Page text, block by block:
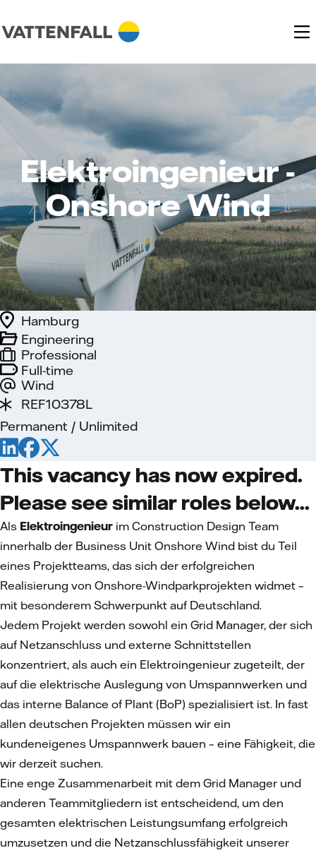
Elektroingenieur -
Onshore Wind
Full-time
Wind
Engineering
Hamburg
Professional
REF10378L
Permanent / Unlimited
This vacancy has now expired.
Please see similar roles below...
Als Elektroingenieur im Construction Design Team
innerhalb der Business Unit Onshore Wind bist du Teil
eines Projektteams, das sich der erfolgreichen
Realisierung von Onshore-Windparkprojekten widmet –
mit besonderem Schwerpunkt auf Deutschland.
Jedem Projekt werden sowohl ein Grid Manager, der sich
auf Netzanschluss und externe Schnittstellen
konzentriert, als auch ein Elektroingenieur zugeteilt, der
auf die elektrische Auslegung von Umspannwerken und
das interne Balance of Plant (BoP) spezialisiert ist. In fast
allen deutschen Projekten müssen wir ein
kundeneigenes Umspannwerk bauen – eine Fähigkeit, die
wir derzeit suchen.
Eine enge Zusammenarbeit mit dem Grid Manager und
anderen Teammitgliedern ist entscheidend, um den
gesamten elektrischen Leistungsumfang erfolgreich
umzusetzen und die Netzanschlussfähigkeit unserer